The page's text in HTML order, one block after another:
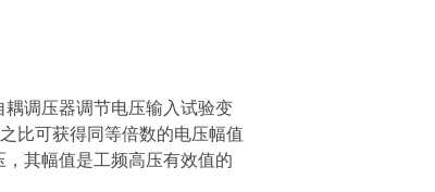
调压器调节电压输入试验变
比可获得同等倍数的电压幅值
其幅值是工频高压有效值的